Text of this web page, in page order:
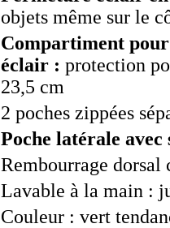
objets même sur le
Compartiment
éclair : protection
23,5 cm
2 poches zippées
Poche latérale
Rembourrage dorsal
Lavable à la main :
Couleur : vert